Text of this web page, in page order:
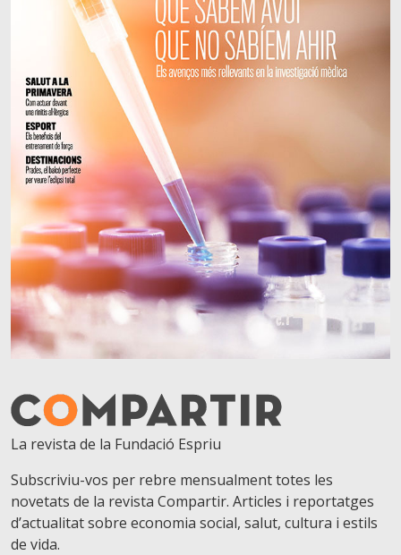
La revista de la Fundació Espriu
Subscriviu-vos per rebre mensualment totes les
novetats de la revista Compartir. Articles i reportatges
d’actualitat sobre economia social, salut, cultura i estils
de vida.